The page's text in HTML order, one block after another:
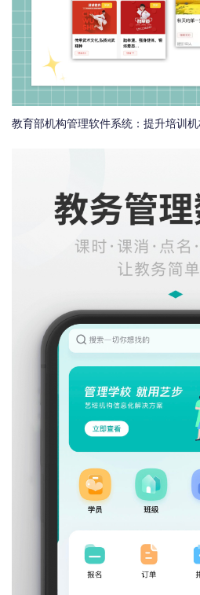
教育部机构管理软件系统：提升培训